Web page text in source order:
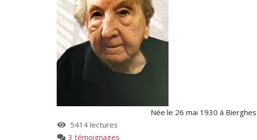
Née le 26 mai 1930 à
5414 lectures
3 témoignages